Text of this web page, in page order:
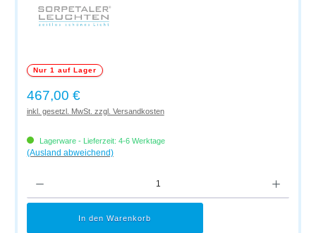
Nur 1 auf Lager
Regulärer Preis:
467,00 €
inkl. gesetzl. MwSt. zzgl. Versandkosten
Lagerware - Lieferzeit: 4-6 Werktage
(Ausland abweichend)
In den Warenkorb